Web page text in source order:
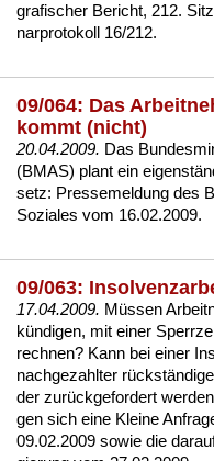
gra­fi­scher Be­richt, 212.
nar­pro­to­koll 16/212.
09/064: Das
kommt (nicht)
20.04.2009. Das
(BMAS) plant ein
setz: Pres­se­mel­dung des
So­zia­les vom 16.02.2009.
09/063:
17.04.2009. Müssen
kündi­gen, mit ei­ner
rech­nen? Kann bei ei­ner
nach­ge­zahl­ter
der zurück­ge­for­dert
gen sich ei­ne Klei­ne
09.02.2009 so­wie die